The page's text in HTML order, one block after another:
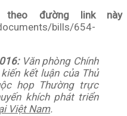
đường link này
bills/654-
Văn phòng Chính
kết luận của Thủ
họp Thường trực
khích phát triển
Việt Nam.